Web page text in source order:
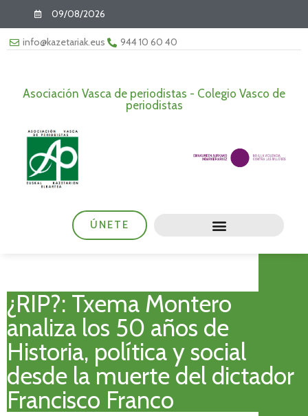
09/08/2026
info@kazetariak.eus 944 10 60 40
Asociación Vasca de periodistas - Colegio Vasco de
periodistas
ÚNETE
¿RIP?: Txema Montero
analiza los 50 años de
Historia, política y social
desde la muerte del dictador
Francisco Franco